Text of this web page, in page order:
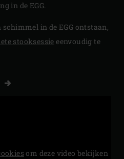
in de EGG.
in de EGG ontstaan,
stooksessie eenvoudig te
om deze video bekijken